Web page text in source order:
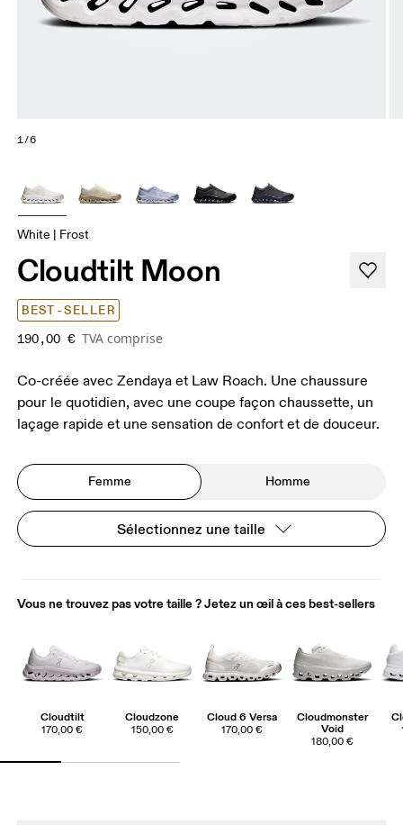
1/6
White | Frost
Cloudtilt Moon
BEST-SELLER
190,00 € TVA comprise
Co-créée avec Zendaya et Law Roach. Une chaussure
pour le quotidien, avec une coupe façon chaussette, un
laçage rapide et une sensation de confort et de douceur.
Femme Homme
Sélectionnez une taille
Vous ne trouvez pas votre taille ? Jetez un œil à ces best-sellers
Cloudtilt
170,00 €
Cloudzone
150,00 €
Cloud 6 Versa
170,00 €
Cloudmonster
Void
180,00 €